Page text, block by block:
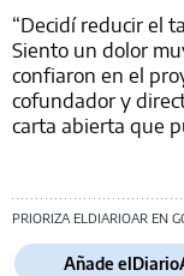
“Decidí reducir el
Siento un dolor
confiaron en el
cofundador y
carta abierta que
PRIORIZA ELDIARIOAR EN
Añade